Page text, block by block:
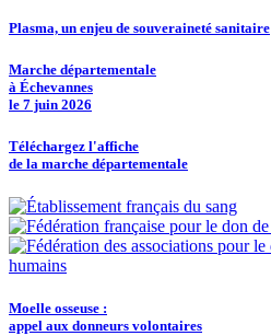
Plasma, un enjeu de souveraineté sanitaire
Marche départementale
à Échevannes
le 7 juin 2026
Téléchargez l'affiche
de la marche départementale
Moelle osseuse :
appel aux donneurs volontaires